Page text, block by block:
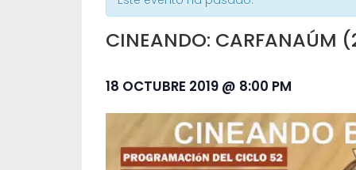
CINEANDO: CARFANAÚM
18 OCTUBRE 2019 @ 8:00 PM